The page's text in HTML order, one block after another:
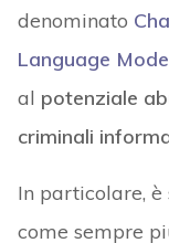
denominato
Language
al potenziale
criminali
In particolare,
come sempre